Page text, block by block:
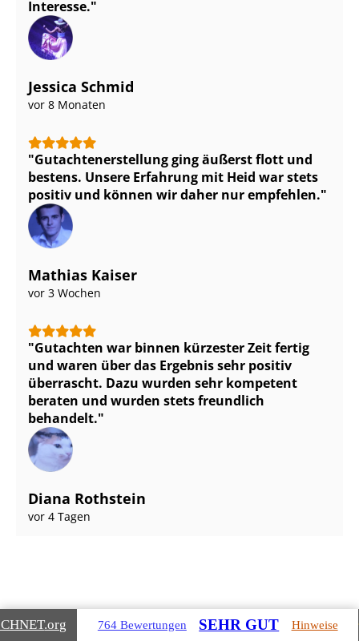
Interesse.
Jessica Schmid
vor 8 Monaten
Gut­ach­ten­er­stel­lung ging äußerst flott und
bestens. Unsere Erfahrung mit Heid war stets
positiv und können wir daher nur empfehlen.
Mathias Kaiser
vor 3 Wochen
Gutachten war binnen kürzester Zeit fertig
und waren über das Ergebnis sehr positiv
überrascht. Dazu wurden sehr kompetent
beraten und wurden stets freundlich
behandelt.
Diana Rothstein
vor 4 Tagen
.org 764 Bewertungen SEHR GUT Hinweise